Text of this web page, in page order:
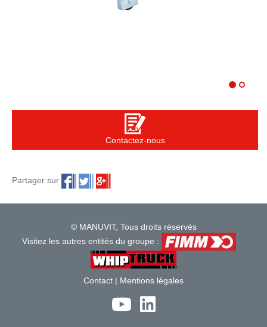
Contactez-nous
Partager sur
© MANUVIT, Tous droits réservés
Visitez les autres entités du groupe :
Contact | Mentions légales